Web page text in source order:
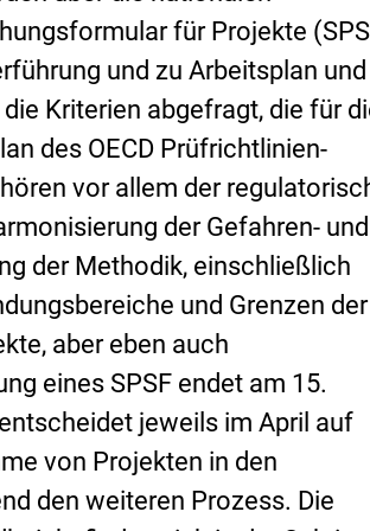
für Projekte
und zu Arbeitsplan und
Kriterien abgefragt, die für
des OECD Prüfrichtlinien-
vor allem der
der Gefahren- und
der Methodik, einschließlich
und Grenzen der
aber eben auch
eines SPSF endet am 15.
jeweils im April auf
von Projekten in den
den weiteren Prozess. Die